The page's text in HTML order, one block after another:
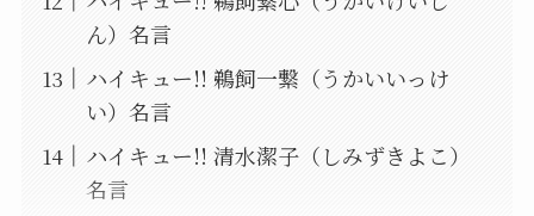
ん）名言
ハイキュー!! 鵜飼一繋（うかいいっけ
い）名言
ハイキュー!! 清水潔子（しみずきよこ）
名言